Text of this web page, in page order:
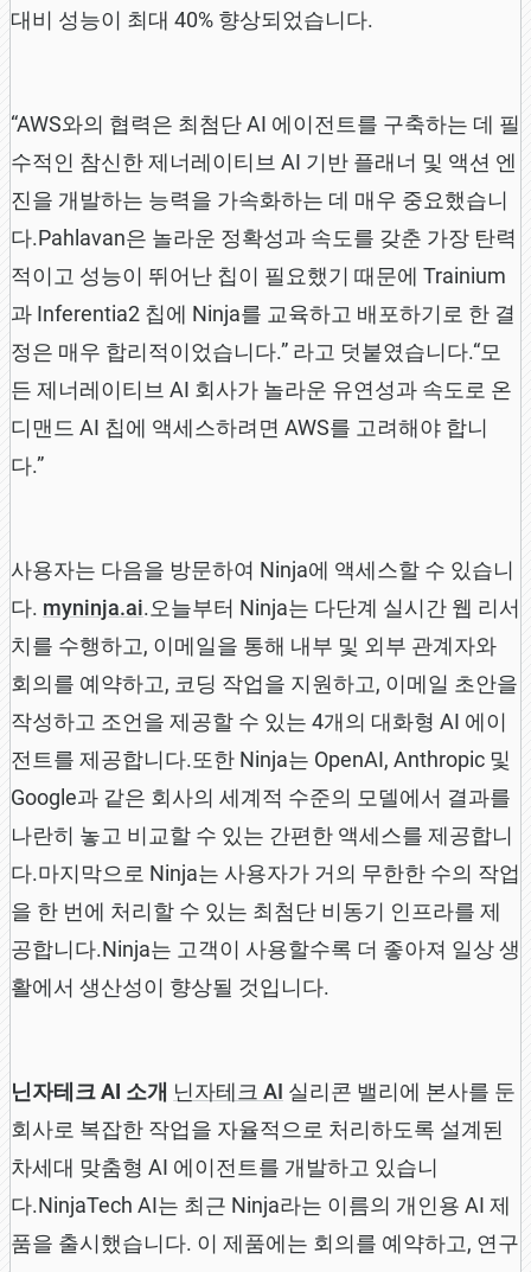
대비 성능이 최대 40% 향상되었습니다.
“AWS와의 협력은 최첨단 AI 에이전트를 구축하는 데 필
수적인 참신한 제너레이티브 AI 기반 플래너 및 액션 엔
진을 개발하는 능력을 가속화하는 데 매우 중요했습니
다.Pahlavan은 놀라운 정확성과 속도를 갖춘 가장 탄력
적이고 성능이 뛰어난 칩이 필요했기 때문에 Trainium
과 Inferentia2 칩에 Ninja를 교육하고 배포하기로 한 결
정은 매우 합리적이었습니다.” 라고 덧붙였습니다.“모
든 제너레이티브 AI 회사가 놀라운 유연성과 속도로 온
디맨드 AI 칩에 액세스하려면 AWS를 고려해야 합니
다.”
사용자는 다음을 방문하여 Ninja에 액세스할 수 있습니
다. myninja.ai.오늘부터 Ninja는 다단계 실시간 웹 리서
치를 수행하고, 이메일을 통해 내부 및 외부 관계자와
회의를 예약하고, 코딩 작업을 지원하고, 이메일 초안을
작성하고 조언을 제공할 수 있는 4개의 대화형 AI 에이
전트를 제공합니다.또한 Ninja는 OpenAI, Anthropic 및
Google과 같은 회사의 세계적 수준의 모델에서 결과를
나란히 놓고 비교할 수 있는 간편한 액세스를 제공합니
다.마지막으로 Ninja는 사용자가 거의 무한한 수의 작업
을 한 번에 처리할 수 있는 최첨단 비동기 인프라를 제
공합니다.Ninja는 고객이 사용할수록 더 좋아져 일상 생
활에서 생산성이 향상될 것입니다.
닌자테크 AI 소개 닌자테크 AI 실리콘 밸리에 본사를 둔
회사로 복잡한 작업을 자율적으로 처리하도록 설계된
차세대 맞춤형 AI 에이전트를 개발하고 있습니
다.NinjaTech AI는 최근 Ninja라는 이름의 개인용 AI 제
품을 출시했습니다. 이 제품에는 회의를 예약하고, 연구